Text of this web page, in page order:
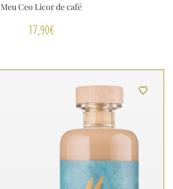
Meu Ceo Licor de café
17,90€